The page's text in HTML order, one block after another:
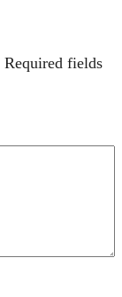
Required fields